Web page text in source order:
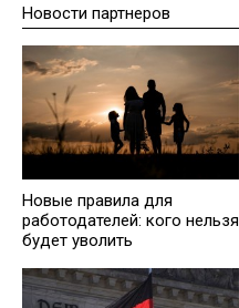
Новости партнеров
Новые правила для
работодателей: кого нельзя
будет уволить